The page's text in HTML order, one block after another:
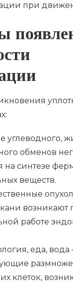
при
углеводного,
обменов
на синтезе
веществ.
возникают
работе
еда, вода
клеток,